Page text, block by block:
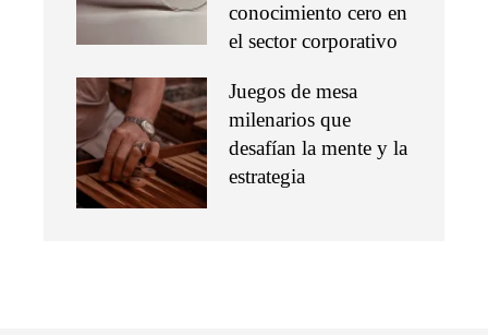
conocimiento cero en
el sector corporativo
Juegos de mesa
milenarios que
desafían la mente y la
estrategia